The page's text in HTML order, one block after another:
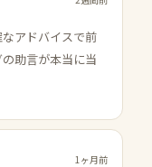
アドバイスで前
助言が本当に当
1ヶ月前